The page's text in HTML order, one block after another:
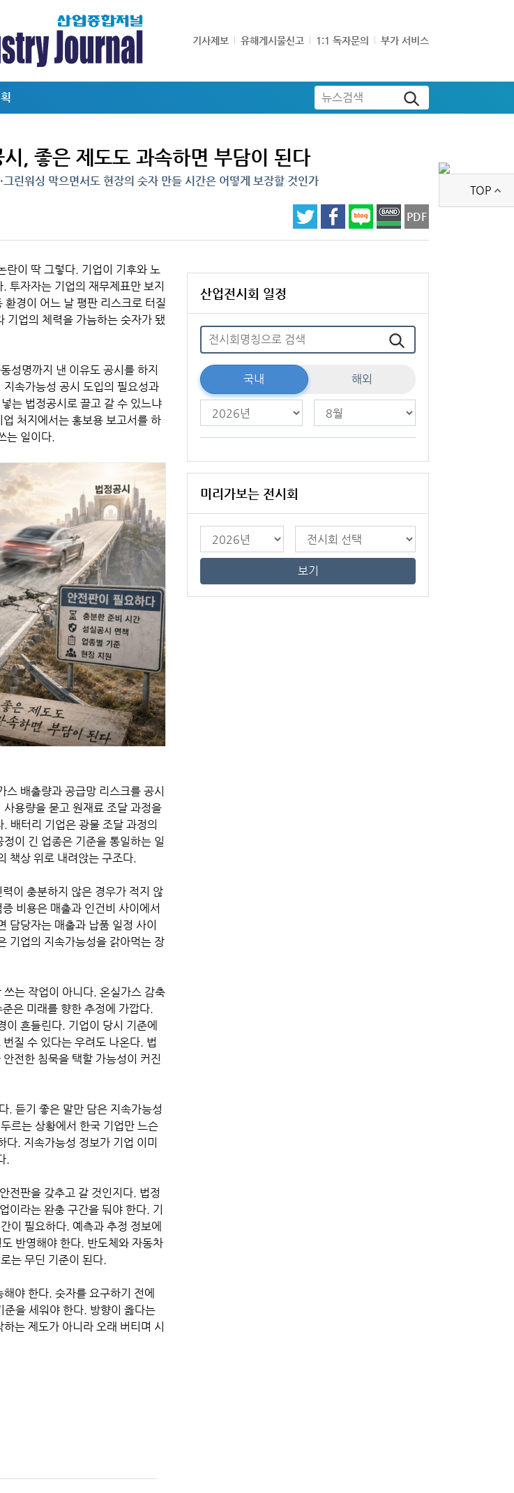
기사제보 유해게시물신고 1:1 독자문의 부가 서비스
뉴스검색
TOP
, 좋은 제도도 과속하면 부담이 된다
린워싱 막으면서도 현장의 숫자 만들 시간은 어떻게 보장할 것인가
PDF
란이 딱 그렇다. 기업이 기후와 노
투자자는 기업의 재무제표만 보지
경이 어느 날 평판 리스크로 터질
기업의 체력을 가늠하는 숫자가 됐
성명까지 낸 이유도 공시를 하지
속가능성 공시 도입의 필요성과
는 법정공시로 끌고 갈 수 있느냐
처지에서는 홍보용 보고서를 하
는 일이다.
배출량과 공급망 리스크를 공시
용량을 묻고 원재료 조달 과정을
배터리 기업은 광물 조달 과정의
이 긴 업종은 기준을 통일하는 일
책상 위로 내려앉는 구조다.
이 충분하지 않은 경우가 적지 않
비용은 매출과 인건비 사이에서
담당자는 매출과 납품 일정 사이
기업의 지속가능성을 갉아먹는 장
는 작업이 아니다. 온실가스 감축
은 미래를 향한 추정에 가깝다.
흔들린다. 기업이 당시 기준에
질 수 있다는 우려도 나온다. 법
전한 침묵을 택할 가능성이 커진
. 듣기 좋은 말만 담은 지속가능성
르는 상황에서 한국 기업만 느슨
. 지속가능성 정보가 기업 이미
.
전판을 갖추고 갈 것인지다. 법정
이라는 완충 구간을 둬야 한다. 기
이 필요하다. 예측과 추정 정보에
반영해야 한다. 반도체와 자동차
는 무딘 기준이 된다.
야 한다. 숫자를 요구하기 전에
을 세워야 한다. 방향이 옳다는
는 제도가 아니라 오래 버티며 시
산업전시회 일정
국내 해외
미리가보는 전시회
보기